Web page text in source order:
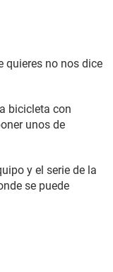
quieres no nos dice
bicicleta con
unos de
y el serie de la
se puede